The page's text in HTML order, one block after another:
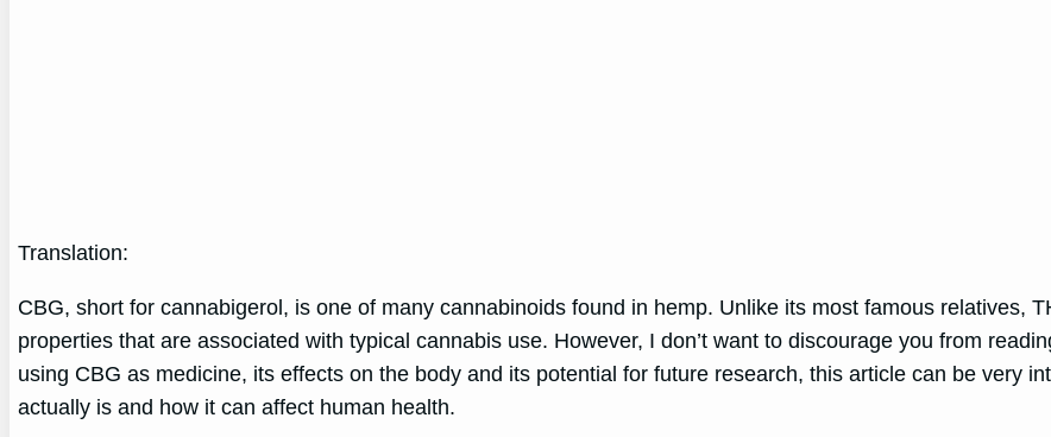
Translation:
CBG, short for cannabigerol, is one of many cannabinoids found in hemp. Unlike its most famous relatives,
properties that are associated with typical cannabis use. However, I don’t want to discourage you from
using CBG as medicine, its effects on the body and its potential for future research, this article can be very
actually is and how it can affect human health.